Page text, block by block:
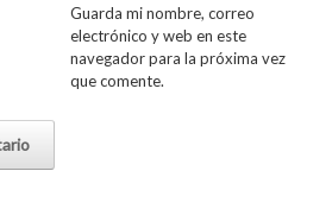
Guarda mi nombre, correo
electrónico y web en este
navegador para la próxima vez
que comente.